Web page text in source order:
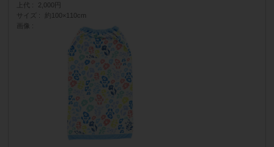
上代
2,000円
サイズ
約100×110cm
画像